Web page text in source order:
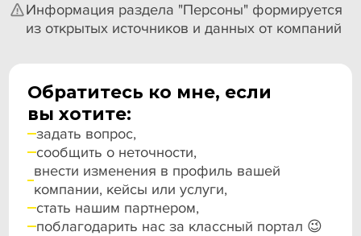
Информация раздела "Персоны" формируется
из открытых источников и данных от компаний
Обратитесь ко мне, если
вы хотите:
задать вопрос,
сообщить о неточности,
внести изменения в профиль вашей
компании, кейсы или услуги,
стать нашим партнером,
поблагодарить нас за классный портал 😉